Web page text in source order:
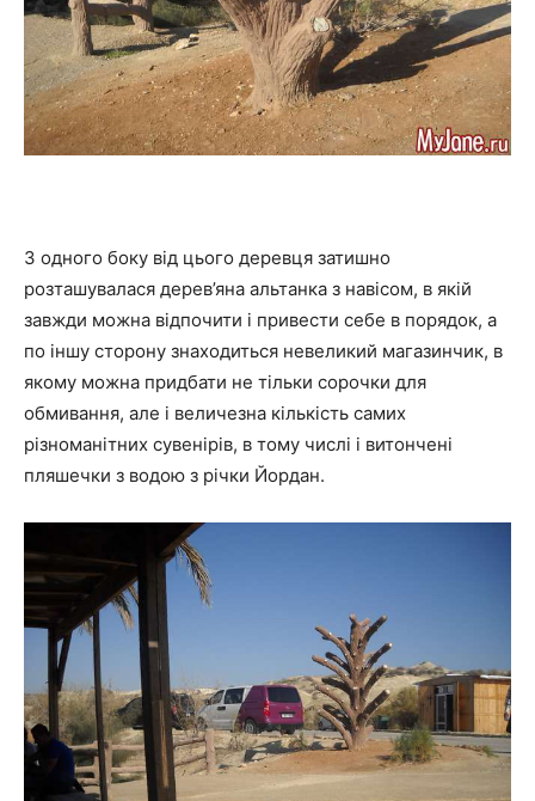
З одного боку від цього деревця затишно
розташувалася дерев’яна альтанка з навісом, в якій
завжди можна відпочити і привести себе в порядок, а
по іншу сторону знаходиться невеликий магазинчик, в
якому можна придбати не тільки сорочки для
обмивання, але і величезна кількість самих
різноманітних сувенірів, в тому числі і витончені
пляшечки з водою з річки Йордан.